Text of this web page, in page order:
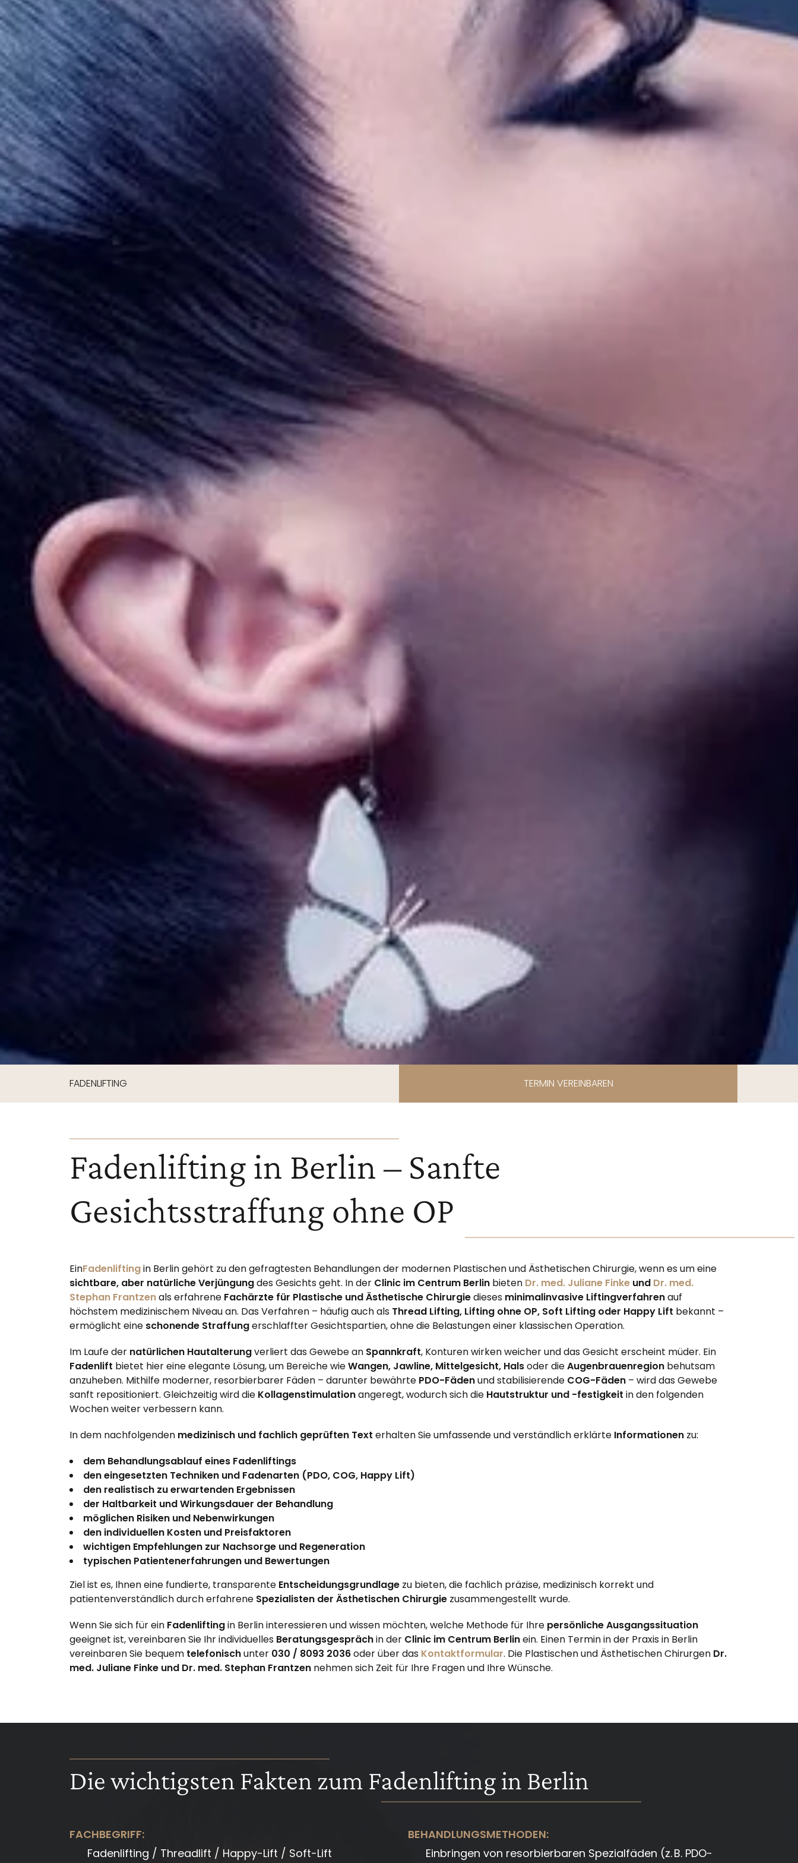
FADENLIFTING TERMIN VEREINBAREN
Fadenlifting in Berlin – Sanfte
Gesichtsstraffung ohne OP
EinFadenliftingin Berlin gehört zu den gefragtesten Behandlungen der modernen Plastischen und Ästhetischen Chirurgie, wenn es um eine
sichtbare, aber natürliche Verjüngungdes Gesichts geht. In der Clinic im Centrum Berlin bieten Dr. med. Juliane Finke und Dr. med.
Stephan Frantzenals erfahrene Fachärzte für Plastische und Ästhetische Chirurgiedieses minimalinvasive Liftingverfahrenauf
höchstem medizinischem Niveau an. Das Verfahren – häufig auch als Thread Lifting, Lifting ohne OP, Soft Lifting oder Happy Lift bekannt –
ermöglicht eine schonende Straffungerschlaffter Gesichtspartien, ohne die Belastungen einer klassischen Operation.
Im Laufe der natürlichen Hautalterungverliert das Gewebe an Spannkraft, Konturen wirken weicher und das Gesicht erscheint müder. Ein
Fadenlift bietet hier eine elegante Lösung, um Bereiche wieWangen, Jawline, Mittelgesicht, Halsoder dieAugenbrauenregion behutsam
anzuheben. Mithilfe moderner, resorbierbarer Fäden – darunter bewährte PDO-Fädenund stabilisierende COG-Fäden – wird das Gewebe
sanft repositioniert. Gleichzeitig wird die Kollagenstimulationangeregt, wodurch sich die Hautstruktur und -festigkeit in den folgenden
Wochen weiter verbessern kann.
In dem nachfolgenden medizinisch und fachlich geprüften Text erhalten Sie umfassende und verständlich erklärte Informationen zu:
dem Behandlungsablauf eines Fadenliftings
den eingesetzten Techniken und Fadenarten (PDO, COG, Happy Lift)
den realistisch zu erwartenden Ergebnissen
der Haltbarkeit und Wirkungsdauer der Behandlung
möglichen Risiken und Nebenwirkungen
den individuellen Kosten und Preisfaktoren
wichtigen Empfehlungen zur Nachsorge und Regeneration
typischen Patientenerfahrungen und Bewertungen
Ziel ist es, Ihnen eine fundierte, transparente Entscheidungsgrundlage zu bieten, die fachlich präzise, medizinisch korrekt und
patientenverständlich durch erfahrene Spezialisten der Ästhetischen Chirurgie zusammengestellt wurde.
Wenn Sie sich für ein Fadenliftingin Berlin interessieren und wissen möchten, welche Methode für Ihre persönliche Ausgangssituation
geeignet ist, vereinbaren Sie Ihr individuelles Beratungsgesprächin der Clinic im Centrum Berlinein. Einen Termin in der Praxis in Berlin
vereinbaren Sie bequem telefonischunter 030 / 8093 2036oder über das Kontaktformular. Die Plastischen und Ästhetischen Chirurgen Dr.
med. Juliane Finke und Dr. med. Stephan Frantzen nehmen sich Zeit für Ihre Fragen und Ihre Wünsche.
Die wichtigsten Fakten zum Fadenlifting in Berlin
FACHBEGRIFF:
Fadenlifting / Threadlift / Happy-Lift / Soft-Lift
BEHANDLUNGSMETHODEN:
Einbringen von resorbierbaren Spezialfäden (z. B. PDO-